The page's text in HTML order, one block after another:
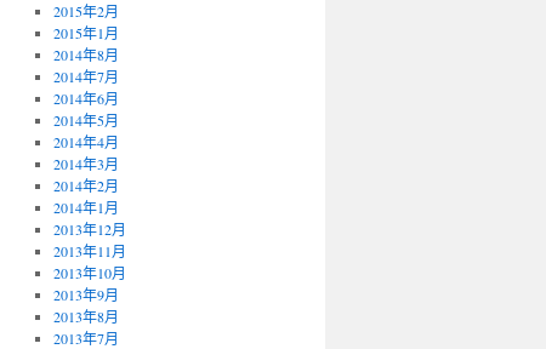
2015年2月
2015年1月
2014年8月
2014年7月
2014年6月
2014年5月
2014年4月
2014年3月
2014年2月
2014年1月
2013年12月
2013年11月
2013年10月
2013年9月
2013年8月
2013年7月